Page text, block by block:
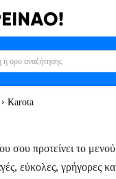
ή όρο αναζήτησης
Karota
σου προτείνει το
εύκολες, γρήγορες